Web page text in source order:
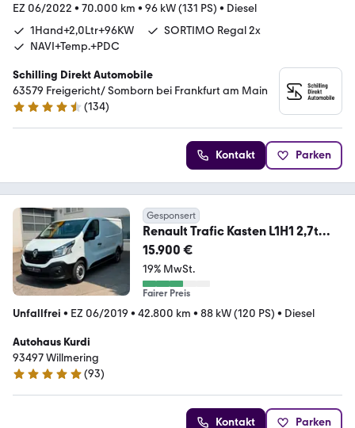
EZ 06/2022 • 70.000 km • 96 kW (131 PS) • Diesel
1Hand+2,0Ltr+96KW
SORTIMO Regal 2x
NAVI+Temp.+PDC
Schilling Direkt Automobile
63579 Freigericht/ Somborn bei Frankfurt am Main
4.7 Sterne
(134)
Kontakt Parken
Gesponsert
Renault Trafic Kasten L1H1 2,7t
Komf. 3SITZ KAMERA KLIMA
15.900 €
19% MwSt.
Fairer Preis
Unfallfrei • EZ 06/2019 • 42.800 km • 88 kW (120 PS) • Diesel
Autohaus Kurdi
93497 Willmering
4.8 Sterne
(93)
Kontakt Parken